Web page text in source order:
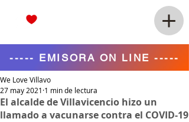
----- EMISORA ON LINE -----
El alcalde de Villavicencio hizo un
llamado a vacunarse contra el COVID-19
We Love Villavo
27 may 2021 1 min de lectura